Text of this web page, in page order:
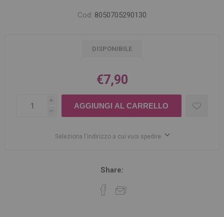
Cod: 8050705290130
DISPONIBILE
€7,90
i
h
Seleziona l'indirizzo a cui vuoi spedire
Share: